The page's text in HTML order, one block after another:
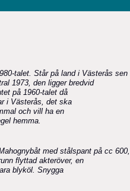
talet. Står på land i Västerås sen
1973, den ligger bredvid
på 1960-talet då
i Västerås, det ska
och vill ha en
hemma.
med stålspant på cc
flyttad akteröver, en
blyköl. Snygga